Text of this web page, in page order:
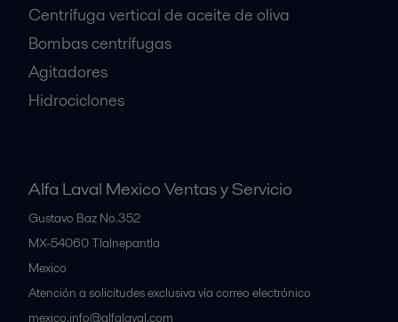
Centrífuga vertical de aceite de oliva
Bombas centrífugas
Agitadores
Hidrociclones
Alfa Laval Mexico Ventas y Servicio
Gustavo Baz No.352
MX-54060Tlalnepantla
Mexico
Atención a solicitudes exclusiva vía correo electrónico
mexico.info@alfalaval.com